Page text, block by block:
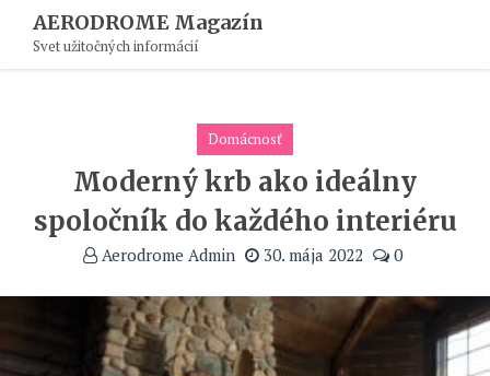
Content
AERODROME Magazín
Svet užitočných informácií
Domácnosť
Moderný krb ako ideálny
spoločník do každého interiéru
Aerodrome Admin 30. mája 2022 0